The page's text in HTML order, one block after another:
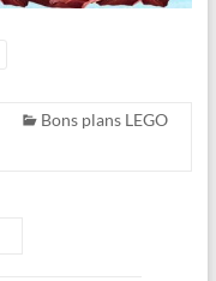
Bons plans LEGO